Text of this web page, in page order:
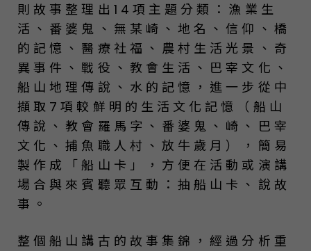
則故事整理出14項主題分類：漁業生
活、番婆鬼、無某崎、地名、信仰、橋
的記憶、醫療社福、農村生活光景、奇
異事件、戰役、教會生活、巴宰文化、
船山地理傳說、水的記憶，進一步從中
擷取7項較鮮明的生活文化記憶（船山
傳說、教會羅馬字、番婆鬼、崎、巴宰
文化、捕魚職人村、放牛歲月），簡易
製作成「船山卡」，方便在活動或演講
場合與來賓聽眾互動：抽船山卡、說故
事。
整個船山講古的故事集錦，經過分析重